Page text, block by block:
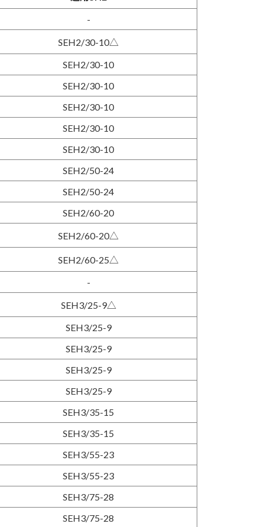
-
SEH2/30-10△
SEH2/30-10
SEH2/30-10
SEH2/30-10
SEH2/30-10
SEH2/30-10
SEH2/50-24
SEH2/50-24
SEH2/60-20
SEH2/60-20△
SEH2/60-25△
-
SEH3/25-9△
SEH3/25-9
SEH3/25-9
SEH3/25-9
SEH3/25-9
SEH3/35-15
SEH3/35-15
SEH3/55-23
SEH3/55-23
SEH3/75-28
SEH3/75-28